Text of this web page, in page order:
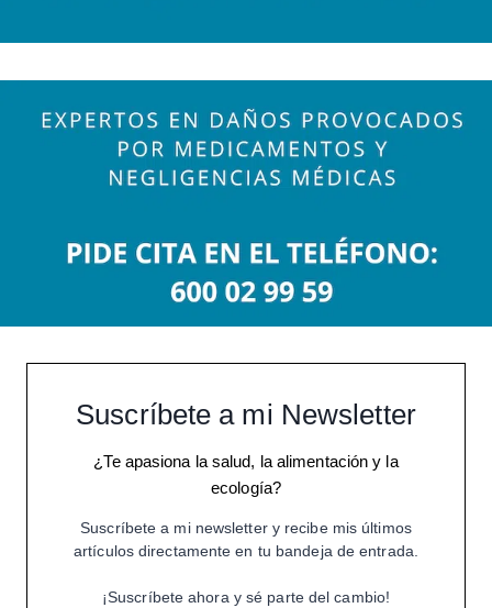
Suscríbete a mi Newsletter
¿Te apasiona la salud, la alimentación y la
ecología?
Suscríbete a mi newsletter y recibe mis últimos
artículos directamente en tu bandeja de entrada.
¡Suscríbete ahora y sé parte del cambio!